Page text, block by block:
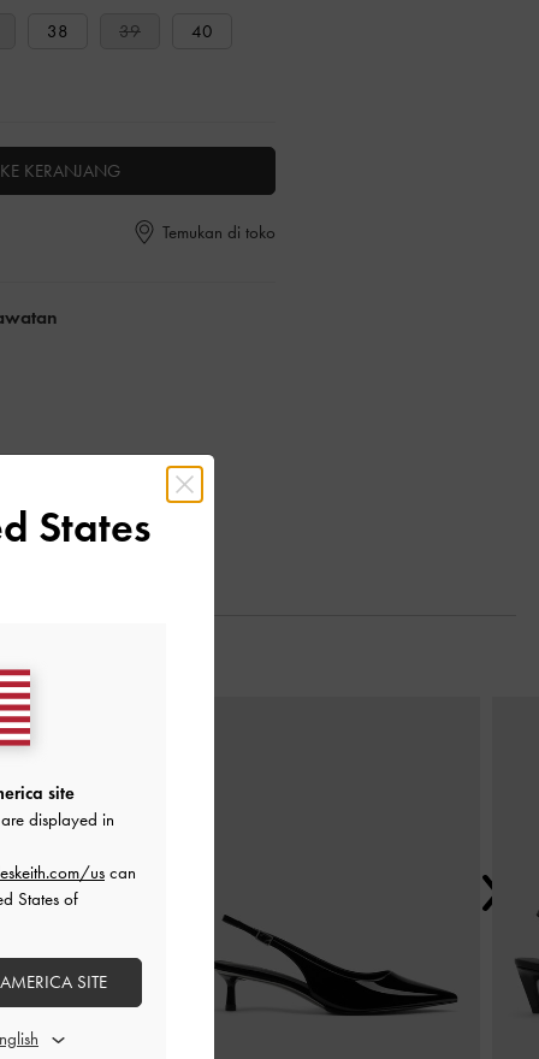
38 39 40
KERANJANG
Temukan di toko
States
site
displayed in
us can
States of
SITE